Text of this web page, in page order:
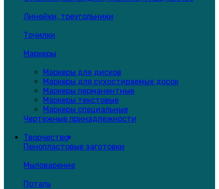
Линейки, треугольники
Точилки
Маркеры
Маркеры для дисков
Маркеры для сухостираемых досок
Маркеры перманентные
Маркеры текстовые
Маркеры специальные
Чертежные принадлежности
Творчество
Пенопластовые заготовки
Мыловарение
Поталь